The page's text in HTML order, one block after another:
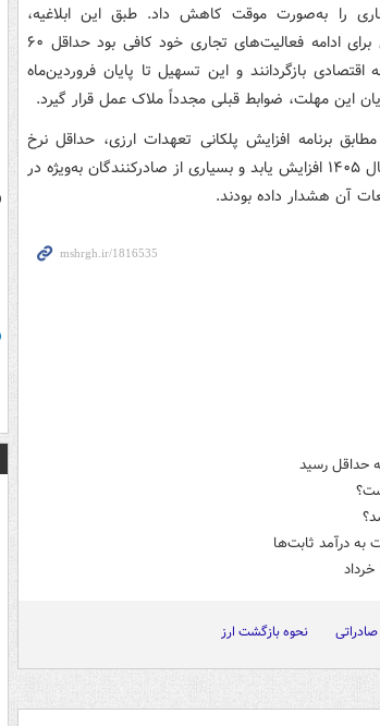
را به‌صورت موقت کاهش داد. طبق این ابلاغیه،
صادرکنندگان و دارندگان کارت بازرگانی برای ادامه فعالیت‌های تجاری خود کافی بود حداقل ۶۰
بازگردانند و این تسهیل تا پایان فروردین‌ماه
این مهلت، ضوابط قبلی مجدداً ملاک عمل قرار گیرد.
برنامه افزایش پلکانی تعهدات ارزی، حداقل نرخ
بازگشت ارز صادرکنندگان قرار بود در سال ۱۴۰۵ افزایش یابد و بسیاری از صادرکنندگان به‌ویژه در
آن هشدار داده بودند.
حداقل رسید
درآمد ثابت‌ها
نحوه بازگشت ارز